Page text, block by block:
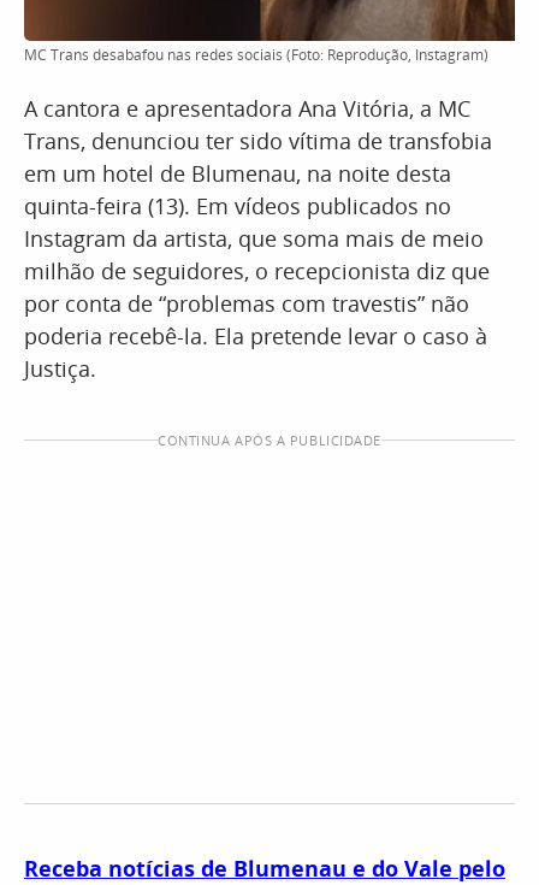
MC Trans desabafou nas redes sociais (Foto: Reprodução, Instagram)
A cantora e apresentadora Ana Vitória, a MC
Trans, denunciou ter sido vítima de transfobia
em um hotel de Blumenau, na noite desta
quinta-feira (13). Em vídeos publicados no
Instagram da artista, que soma mais de meio
milhão de seguidores, o recepcionista diz que
por conta de “problemas com travestis” não
poderia recebê-la. Ela pretende levar o caso à
Justiça.
CONTINUA APÓS A PUBLICIDADE
Receba notícias de Blumenau e do Vale pelo